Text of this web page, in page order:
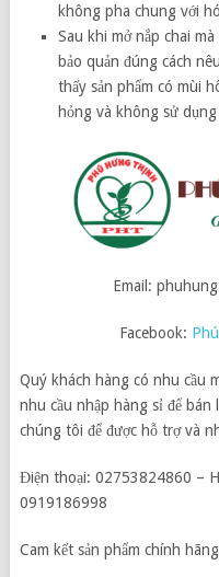
không pha chung với
Sau khi mở nắp chai
bảo quản đúng cách
thấy sản phẩm có mùi
hỏng và không sử dụng
Email:
Facebook:
Quý khách hàng có nhu cầu
nhu cầu nhập hàng sỉ để bán
chúng tôi để được hỗ trợ và
Điện thoại: 02753824860 –
0919186998
Cam kết sản phẩm chính